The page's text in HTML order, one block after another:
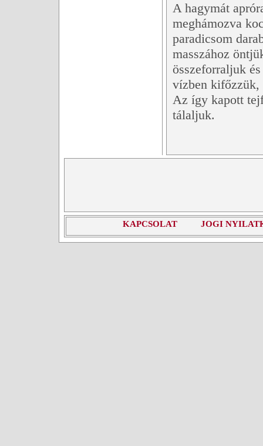
A hagymát
meghámozva
paradicsom
masszához
összeforraljuk
vízben kifőzzük,
Az így kapott
tálaljuk.
KAPCSOLAT JOGI